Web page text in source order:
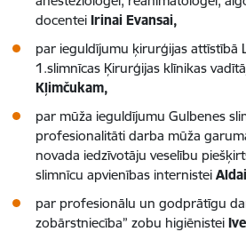
docentei Irinai Evansai,
par ieguldījumu ķirurģijas attīstībā
1.slimnīcas Ķirurģijas klīnikas
Kļimčukam,
par mūža ieguldījumu Gulbenes
profesionalitāti darba mūža
novada iedzīvotāju veselību
slimnīcu apvienības internistei
par profesionālu un godprātīgu
zobārstniecība” zobu higiēnistei